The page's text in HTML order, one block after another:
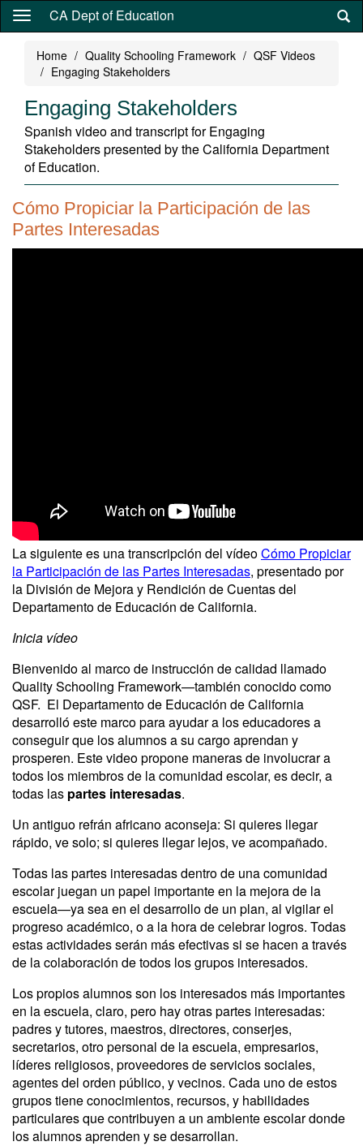
Skip
content
CA Dept of Education
Home Quality Schooling Framework
QSF Videos
Engaging Stakeholders
Engaging Stakeholders
Spanish video and transcript for Engaging
Stakeholders presented by the California Department
of Education.
Cómo Propiciar la Participación de las
Partes Interesadas
La siguiente es una transcripción del vídeoCómo Propiciar
la Participación de las Partes Interesadas​​, presentado por
la División de Mejora y Rendición de Cuentas del
Departamento de Educación de California.
Inicia vídeo
Bienvenido al marco de instrucción de calidad llamado
Quality Schooling Framework—también conocido como
QSF. El Departamento de Educación de California
desarrolló este marco para ayudar a los educadores a
conseguir que los alumnos a su cargo aprendan y
prosperen. Este video propone maneras de involucrar a
todos los miembros de la comunidad escolar, es decir, a
todas las partes interesadas.
Un antiguo refrán africano aconseja: Si quieres llegar
rápido, ve solo; si quieres llegar lejos, ve acompañado.
Todas las partes interesadas dentro de una comunidad
escolar juegan un papel importante en la mejora de la
escuela—ya sea en el desarrollo de un plan, al vigilar el
progreso académico, o a la hora de celebrar logros. Todas
estas actividades serán más efectivas si se hacen a través
de la colaboración de todos los grupos interesados.
Los propios alumnos son los interesados más importantes
en la escuela, claro, pero hay otras partes interesadas:
padres y tutores, maestros, directores, conserjes,
secretarios, otro personal de la escuela, empresarios,
líderes religiosos, proveedores de servicios sociales,
agentes del orden público, y vecinos. Cada uno de estos
grupos tiene conocimientos, recursos, y habilidades
particulares que contribuyen a un ambiente escolar donde
los alumnos aprenden y se desarrollan.